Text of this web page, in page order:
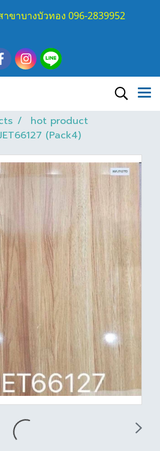
าขาบางบัวทอง 096-2839952
hot product
(Pack4)